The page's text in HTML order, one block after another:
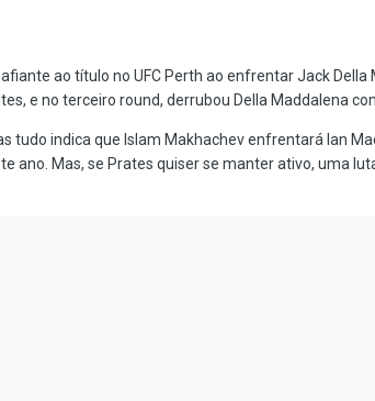
ao título no UFC Perth ao enfrentar Jack
e no terceiro round, derrubou Della Maddalena
tudo indica que Islam Makhachev enfrentará Ian
ano. Mas, se Prates quiser se manter ativo, uma